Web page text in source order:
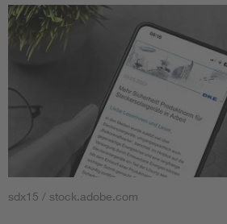
sdx15 / stock.adobe.com